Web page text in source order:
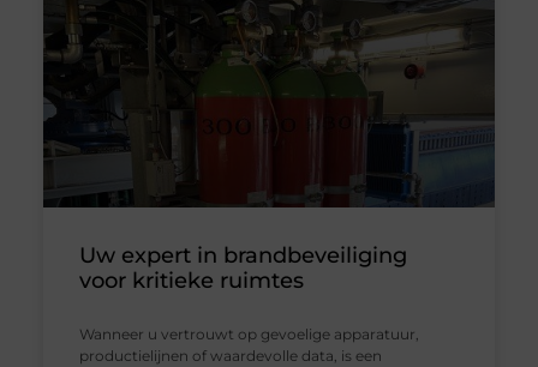
Uw expert in brandbeveiliging
voor kritieke ruimtes
Wanneer u vertrouwt op gevoelige apparatuur,
productielijnen of waardevolle data, is een